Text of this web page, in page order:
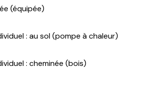
(équipée)
: au sol (pompe à chaleur)
: cheminée (bois)